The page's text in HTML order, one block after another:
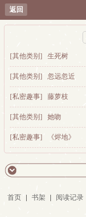
返回
[其他类别] 生死树
[其他类别] 忽远忽近
[私密趣事] 藤萝枝
[其他类别] 她吻
[私密趣事] 《烬地》
首页 书架 阅读记录